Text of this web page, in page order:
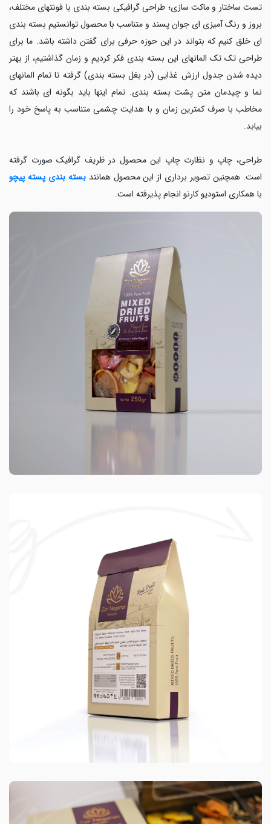
تست ساختار و ماکت سازی؛ طراحی گرافیکی بسته بندی با فونتهای مختلف،
بروز و رنگ آمیزی ای جوان پسند و متناسب با محصول توانستیم بسته بندی
ای خلق کنیم که بتواند در این حوزه حرفی برای گفتن داشته باشد. ما برای
طراحی تک تک المانهای این بسته بندی فکر کردیم و زمان گذاشتیم، از بهتر
دیده شدن جدول ارزش غذایی (در بغل بسته بندی) گرفته تا تمام المانهای
نما و چیدمان متن پشت بسته بندی. تمام اینها باید بگونه ای باشند که
مخاطب با صرف کمترین زمان و با هدایت چشمی متناسب به پاسخ خود را
بیابد.
طراحی، چاپ و نظارت چاپ این محصول در ظریف گرافیک صورت گرفته
است. همچنین تصویر برداری از این محصول همانندبسته بندی پسته پیچو
با همکاری استودیو کارنو انجام پذیرفته است.